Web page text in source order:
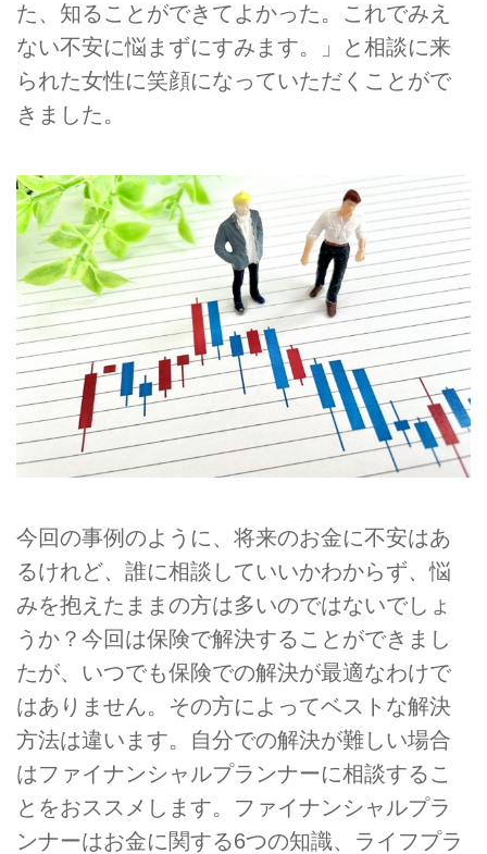
た、知ることができてよかった。これでみえ
ない不安に悩まずにすみます。」と相談に来
られた女性に笑顔になっていただくことがで
きました。
今回の事例のように、将来のお金に不安はあ
るけれど、誰に相談していいかわからず、悩
みを抱えたままの方は多いのではないでしょ
うか？今回は保険で解決することができまし
たが、いつでも保険での解決が最適なわけで
はありません。その方によってベストな解決
方法は違います。自分での解決が難しい場合
はファイナンシャルプランナーに相談するこ
とをおススメします。ファイナンシャルプラ
ンナーはお金に関する6つの知識、ライフプラ